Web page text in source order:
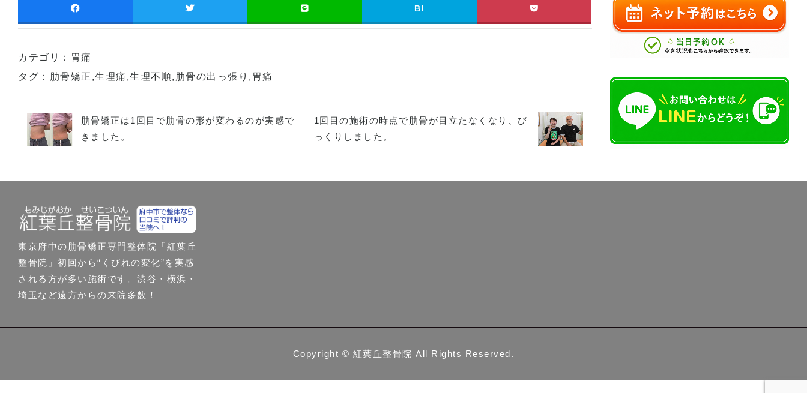
B!
カテゴリ：
胃痛
タグ：
肋骨矯正 ,生理痛 ,生理不順, 肋骨の出っ張り , 胃痛
肋骨矯正は1回目で肋骨の形が変わるのが実感で
きました。
1回目の施術の時点で肋骨が目立たなくなり、び
っくりしました。
東京府中の肋骨矯正専門整体院「紅葉丘
整骨院」初回から“くびれの変化”を実感
される方が多い施術です。渋谷・横浜・
埼玉など遠方からの来院多数！
Copyright © 紅葉丘整骨院 All Rights Reserved.